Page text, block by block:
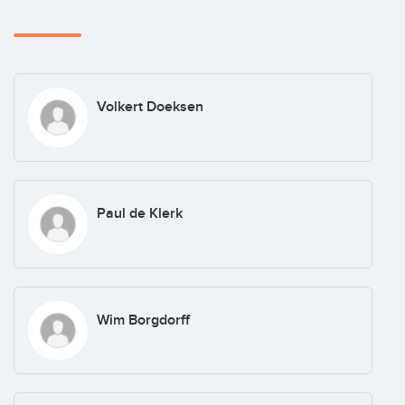
Volkert Doeksen
Paul de Klerk
Wim Borgdorff